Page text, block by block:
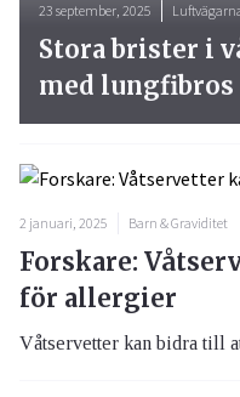
23 september, 2025
Stora brister i
med lungfibros
2 januari, 2025 Barn & Graviditet
Forskare:
för allergier
Våtservetter kan bidra till